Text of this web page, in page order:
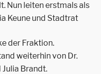
Nun leiten erstmals als
Keune und Stadtrat
der Fraktion.
weiterhin von Dr.
Julia Brandt.